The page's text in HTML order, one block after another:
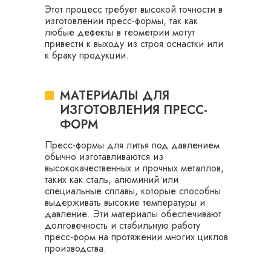
Этот процесс требует высокой точности в
изготовлении пресс-формы, так как
любые дефекты в геометрии могут
привести к выходу из строя оснастки или
к браку продукции.
Пресс-формы для литья под давлением
обычно изготавливаются из
высококачественных и прочных металлов,
таких как сталь, алюминий или
специальные сплавы, которые способны
выдерживать высокие температуры и
давление. Эти материалы обеспечивают
долговечность и стабильную работу
пресс-форм на протяжении многих циклов
производства.
МАТЕРИАЛЫ ДЛЯ
ИЗГОТОВЛЕНИЯ ПРЕСС-
ФОРМ